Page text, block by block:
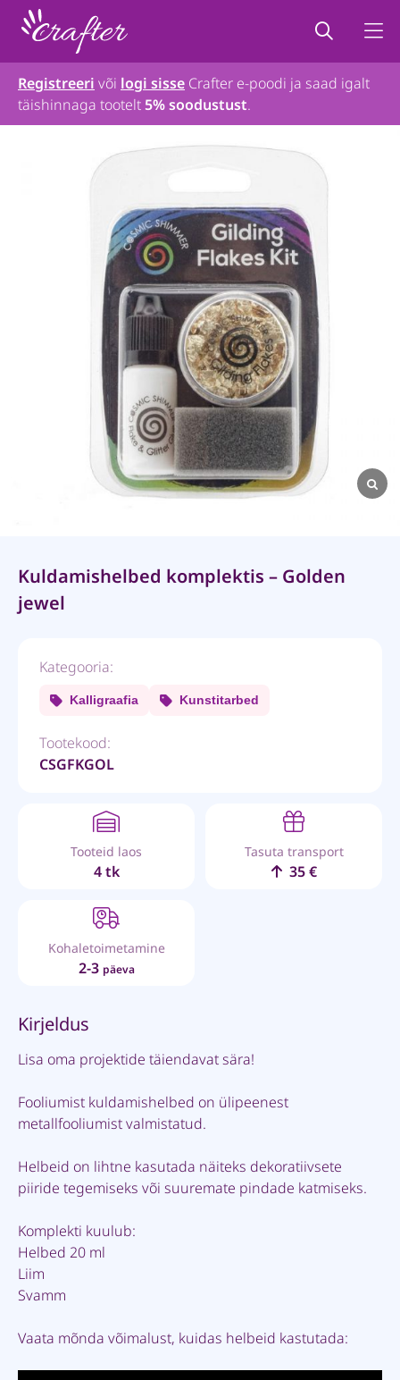
Registreeri või logi sisse Crafter e-poodi ja saad igalt
täishinnaga tootelt5% soodustust.
Kuldamishelbed komplektis – Golden
jewel
Kategooria:
Kalligraafia Kunstitarbed
Tootekood:
CSGFKGOL
Tooteid laos
4 tk
Tasuta transport
35 €
Kohaletoimetamine
2-3 päeva
Kirjeldus
Lisa oma projektide täiendavat sära!
Fooliumist kuldamishelbed on ülipeenest
metallfooliumist valmistatud.
Helbeid on lihtne kasutada näiteks dekoratiivsete
piiride tegemiseks või suuremate pindade katmiseks.
Komplekti kuulub:
Helbed 20 ml
Liim
Svamm
Vaata mõnda võimalust, kuidas helbeid kastutada: